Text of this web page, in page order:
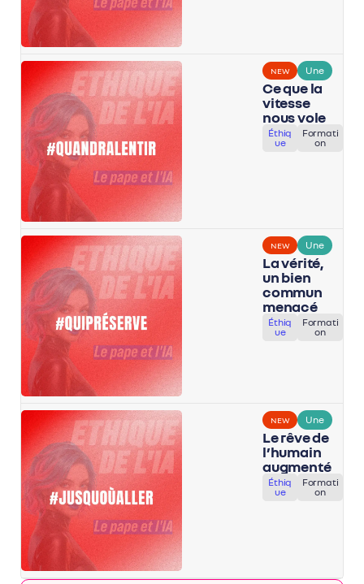
NEW Une
Ce que la
vitesse
nous vole
Éthiq
ue
Formati
on
NEW Une
La vérité,
un bien
commun
menacé
Éthiq
ue
Formati
on
NEW Une
Le rêve de
l’humain
augmenté
Éthiq
ue
Formati
on